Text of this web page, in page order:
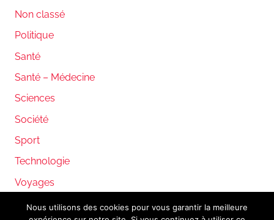
Non classé
Politique
Santé
Santé – Médecine
Sciences
Société
Sport
Technologie
Voyages
Nous utilisons des cookies pour vous garantir la meilleure